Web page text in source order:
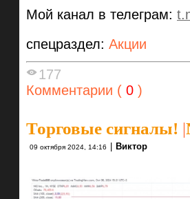
Мой канал в телеграм:
спецраздел: Акции
177
Комментарии ( 0 )
Торговые сигналы! |
09 октября 2024, 14:16 Виктор